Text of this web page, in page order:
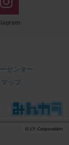
センター
ップ
© LY Corporation